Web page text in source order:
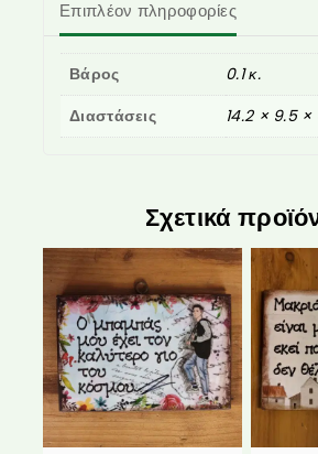
Επιπλέον πληροφορίες
Βάρος
0.1 κ.
Διαστάσεις
14.2 × 9.5
Σχετικά